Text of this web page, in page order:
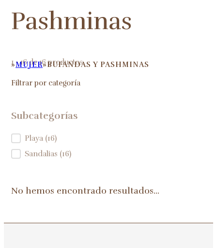
Pashminas
HOME
MUJER BUFANDAS Y PASHMINAS
1 - 16 de 16 productos
Filtrar por categoría
Subcategorías
Subcategorías
Playa (16)
Sandalias (16)
No hemos encontrado resultados...